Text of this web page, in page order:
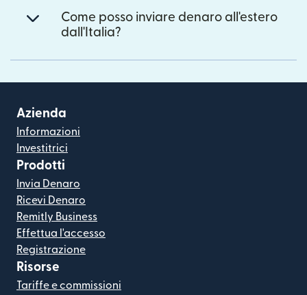
Come posso inviare denaro all'estero
dall'Italia?
Azienda
Informazioni
Investitrici
Prodotti
Invia Denaro
Ricevi Denaro
Remitly Business
Effettua l'accesso
Registrazione
Risorse
Tariffe e commissioni